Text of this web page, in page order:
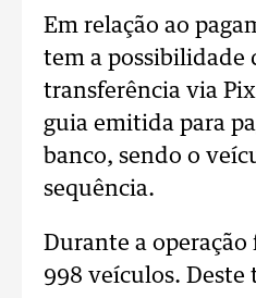
Em relação ao
tem a possibilidade
transferência via
guia emitida para
banco, sendo o
sequência.
Durante a
998 veículos. Deste